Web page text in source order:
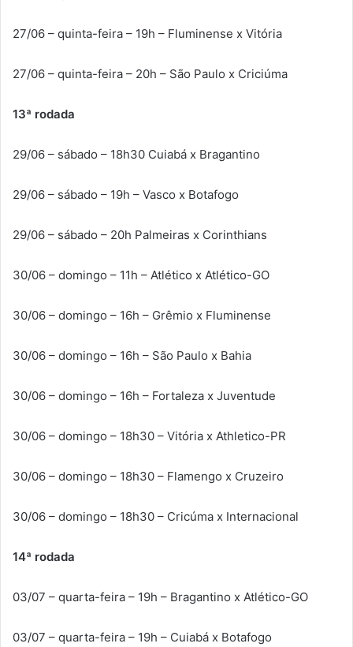
27/06 – quinta-feira – 19h – Fluminense x Vitória
27/06 – quinta-feira – 20h – São Paulo x Criciúma
13ª rodada
29/06 – sábado – 18h30 Cuiabá x Bragantino
29/06 – sábado – 19h – Vasco x Botafogo
29/06 – sábado – 20h Palmeiras x Corinthians
30/06 – domingo – 11h – Atlético x Atlético-GO
30/06 – domingo – 16h – Grêmio x Fluminense
30/06 – domingo – 16h – São Paulo x Bahia
30/06 – domingo – 16h – Fortaleza x Juventude
30/06 – domingo – 18h30 – Vitória x Athletico-PR
30/06 – domingo – 18h30 – Flamengo x Cruzeiro
30/06 – domingo – 18h30 – Cricúma x Internacional
14ª rodada
03/07 – quarta-feira – 19h – Bragantino x Atlético-GO
03/07 – quarta-feira – 19h – Cuiabá x Botafogo